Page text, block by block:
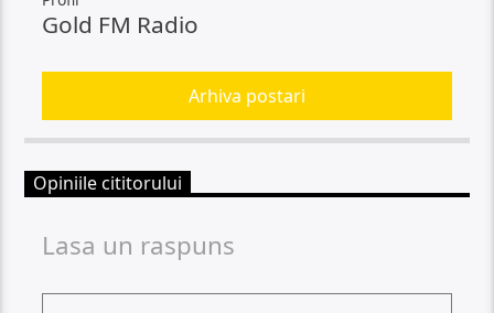
Gold FM Radio
Arhiva postari
Opiniile cititorului
Lasa un raspuns